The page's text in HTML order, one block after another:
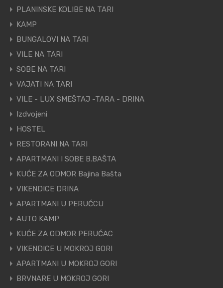
PLANINSKE KOLIBE NA TARI
KAMP
BUNGALOVI NA TARI
VILE NA TARI
SOBE NA TARI
VAJATI NA TARI
VILE - LUX SMEŠTAJ -TARA - DRINA
Izdvojeni
HOSTEL
RESTORANI NA TARI
APARTMANI I SOBE B.BAŠTA
KUĆE ZA ODMOR Bajina Bašta
VIKENDICE DRINA
APARTMANI U PERUĆCU
AUTO KAMP
KUĆE ZA ODMOR PERUĆAC
VIKENDICE U MOKROJ GORI
APARTMANI U MOKROJ GORI
BRVNARE U MOKROJ GORI